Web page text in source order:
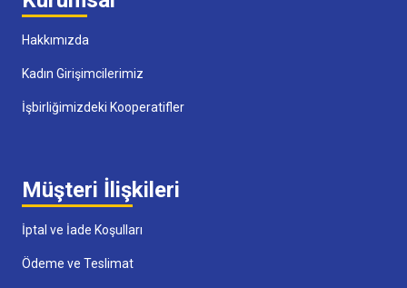
Hakkımızda
Kadın Girişimcilerimiz
İşbirliğimizdeki Kooperatifler
Müşteri İlişkileri
İptal ve İade Koşulları
Ödeme ve Teslimat